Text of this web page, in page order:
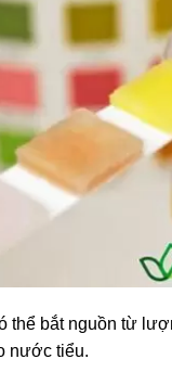
thể bắt nguồn từ
nước tiểu.